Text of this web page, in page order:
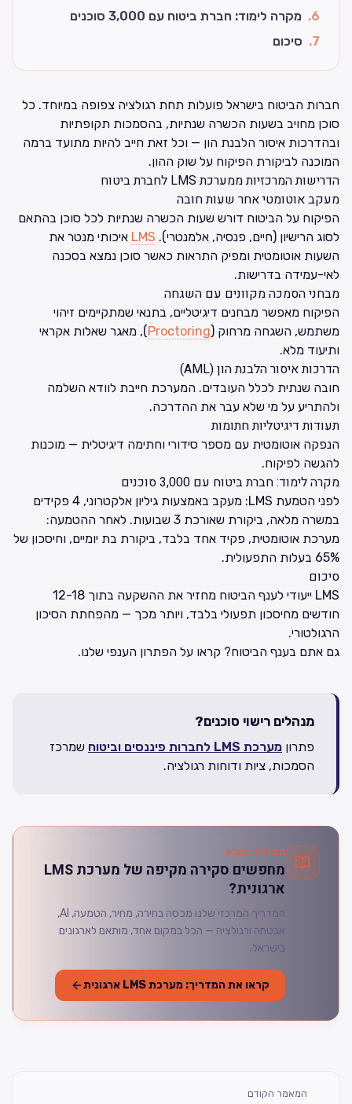
6
. מקרה לימוד: חברת ביטוח עם 3,000 סוכנים
7
. סיכום
חברות הביטוח בישראל פועלות תחת רגולציה צפופה במיוחד. כל
סוכן מחויב בשעות הכשרה שנתיות, בהסמכות תקופתיות
ובהדרכות איסור הלבנת הון — וכל זאת חייב להיות מתועד ברמה
המוכנה לביקורת הפיקוח על שוק ההון.
הדרישות המרכזיות ממערכת LMS לחברת ביטוח
מעקב אוטומטי אחר שעות חובה
הפיקוח על הביטוח דורש שעות הכשרה שנתיות לכל סוכן בהתאם
לסוג הרישיון (חיים, פנסיה, אלמנטרי). LMS איכותי מנטר את
השעות אוטומטית ומפיק התראות כאשר סוכן נמצא בסכנה
לאי-עמידה בדרישות.
מבחני הסמכה מקוונים עם השגחה
הפיקוח מאפשר מבחנים דיגיטליים, בתנאי שמתקיימים זיהוי
משתמש, השגחה מרחוק (Proctoring), מאגר שאלות אקראי
ותיעוד מלא.
הדרכות איסור הלבנת הון (AML)
חובה שנתית לכלל העובדים. המערכת חייבת לוודא השלמה
ולהתריע על מי שלא עבר את ההדרכה.
תעודות דיגיטליות חתומות
הנפקה אוטומטית עם מספר סידורי וחתימה דיגיטלית — מוכנות
להגשה לפיקוח.
מקרה לימוד: חברת ביטוח עם 3,000 סוכנים
לפני הטמעת LMS: מעקב באמצעות גיליון אלקטרוני, 4 פקידים
במשרה מלאה, ביקורת שאורכת 3 שבועות. לאחר ההטמעה:
מערכת אוטומטית, פקיד אחד בלבד, ביקורת בת יומיים, וחיסכון של
65% בעלות התפעולית.
סיכום
LMS ייעודי לענף הביטוח מחזיר את ההשקעה בתוך 12-18
חודשים מחיסכון תפעולי בלבד, ויותר מכך — מהפחתת הסיכון
הרגולטורי.
גם אתם בענף הביטוח? קראו על הפתרון הענפי שלנו.
מנהלים רישוי סוכנים?
פתרון מערכת LMS לחברות פיננסים וביטוח
שמרכז
הסמכות, ציות ודוחות רגולציה.
המדריך המלא
מחפשים סקירה מקיפה של מערכת LMS
ארגונית?
המדריך המרכזי שלנו מכסה בחירה, מחיר, הטמעה, AI,
אבטחה ורגולציה — הכל במקום אחד, מותאם לארגונים
בישראל.
קראו את המדריך: מערכת LMS ארגונית
המאמר הקודם